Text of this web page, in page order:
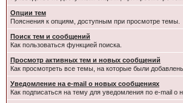
Опции тем
Пояснения к опциям, доступным при просмотре темы.
Поиск тем и сообщений
Как пользоваться функцией поиска.
Просмотр активных тем и новых сообщений
Как просмотреть все темы, на которые были
Уведомление на e-mail о новых сообщениях
Как подписаться на тему для уведомления по e-mail о